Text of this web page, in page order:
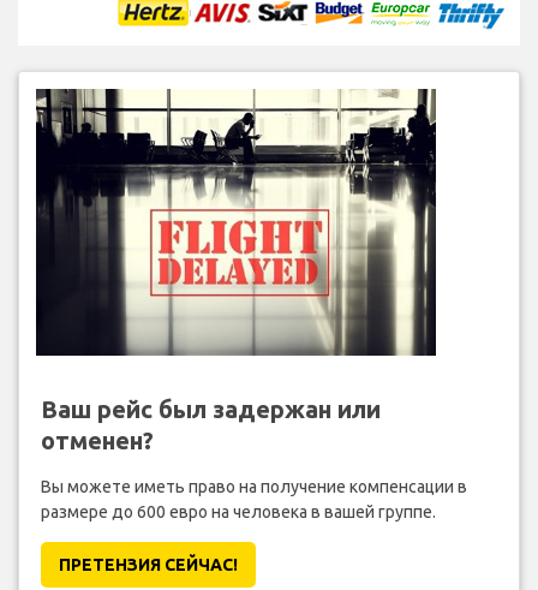
Ваш рейс был задержан или
отменен?
Вы можете иметь право на получение компенсации в
размере до 600 евро на человека в вашей группе.
ПРЕТЕНЗИЯ CЕЙЧАС!